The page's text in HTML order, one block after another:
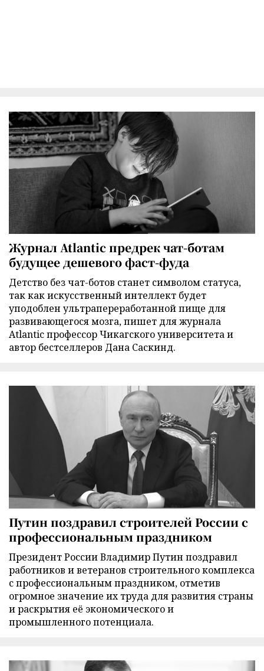
Журнал Atlantic предрек чат-ботам
будущее дешевого фаст-фуда
Детство без чат-ботов станет символом статуса,
так как искусственный интеллект будет
уподоблен ультрапереработанной пище для
развивающегося мозга, пишет для журнала
Atlantic профессор Чикагского университета и
автор бестселлеров Дана Саскинд.
Путин поздравил строителей России с
профессиональным праздником
Президент России Владимир Путин поздравил
работников и ветеранов строительного комплекса
с профессиональным праздником, отметив
огромное значение их труда для развития страны
и раскрытия её экономического и
промышленного потенциала.